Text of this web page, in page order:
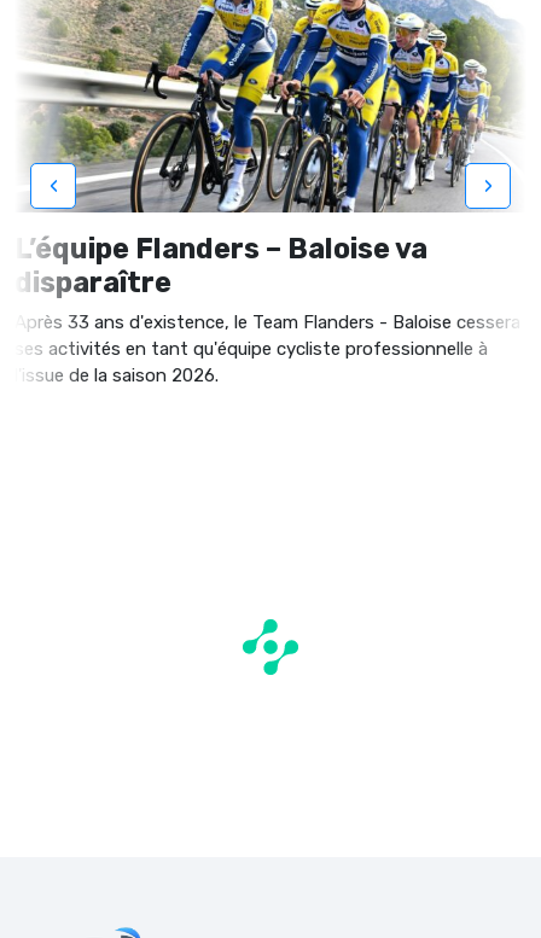
L’équipe Flanders – Baloise va
disparaître
Après 33 ans d'existence, le Team Flanders - Baloise cessera
ses activités en tant qu'équipe cycliste professionnelle à
l'issue de la saison 2026.
‹ ›